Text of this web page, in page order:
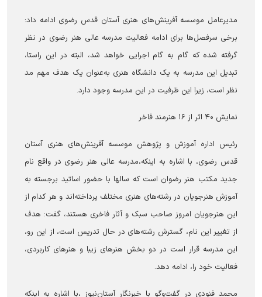
مدیرعامل موسسه آفرینش‌های هنری آستان قدس رضوی ادامه داد:
برخی سرفصل‌ها برای ادامه فعالیت مدرسه عالی هنر رضوی در نظر
گرفته شده که گام به گام اجرایی خواهد شد، البته در این راستا،
تبدیل این مدرسه به یک دانشگاه هنری به‌عنوان یک هدف مهم مد
نظر است، زیرا این ظرفیت در این مدرسه وجود دارد.
نمایش ۴۰ اثر از ۱۶ هنرمند فاخر
رئیس اداره آموزش و پژوهش موسسه آفرینش‌های هنری آستان
قدس رضوی، با اشاره به اینکه،مدرسه عالی هنر رضوی در واقع نام
جدید مکتب هنر رضوان است که سالها با حضور اساتید برجسته به
آموزش هنرجویان در رشته‌های هنری مختلف پرداخته‌اند و هر کدام از
این هنرجویان امروز صاحب سبک و آثار فاخری هستند، گفت: هدف
از تغییر این نام، گسترش رشته‌های در حال تدریس است، از این رو،
این مدرسه قرار است در دو بخش هنرهای زیبا و هنرهای کاربردی،
فعالیت خود را، ادامه دهد.
محمد فنودی در گفت‌وگو با خبرنگار آستان‌نیوز ،با اشاره به اینکه